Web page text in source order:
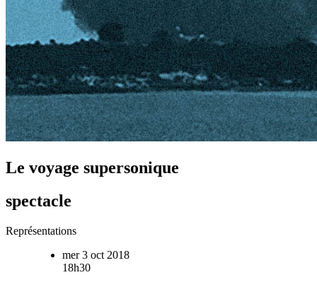
Le voyage supersonique
spectacle
Représentations
mer 3 oct 2018
18h30